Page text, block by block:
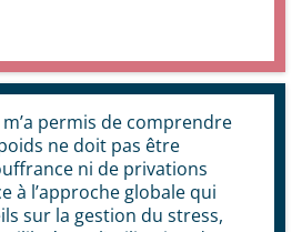
permis de comprendre
ne doit pas être
ni de privations
à l’approche globale qui
sur la gestion du stress,